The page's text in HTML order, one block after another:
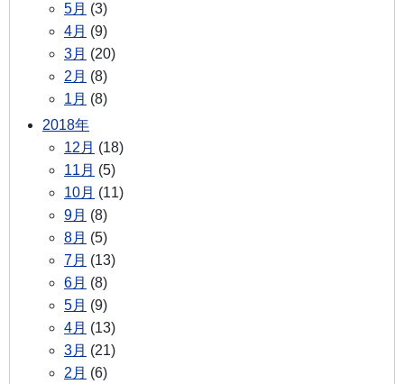
5月 (3)
4月 (9)
3月 (20)
2月 (8)
1月 (8)
2018年
12月 (18)
11月 (5)
10月 (11)
9月 (8)
8月 (5)
7月 (13)
6月 (8)
5月 (9)
4月 (13)
3月 (21)
2月 (6)